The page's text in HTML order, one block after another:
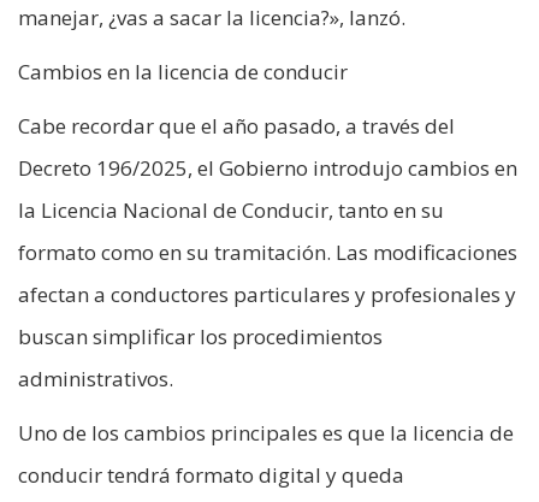
manejar, ¿vas a sacar la licencia?», lanzó.
Cambios en la licencia de conducir
Cabe recordar que el año pasado, a través del
Decreto 196/2025, el Gobierno introdujo cambios en
la Licencia Nacional de Conducir, tanto en su
formato como en su tramitación. Las modificaciones
afectan a conductores particulares y profesionales y
buscan simplificar los procedimientos
administrativos.
Uno de los cambios principales es que la licencia de
conducir tendrá formato digital y queda